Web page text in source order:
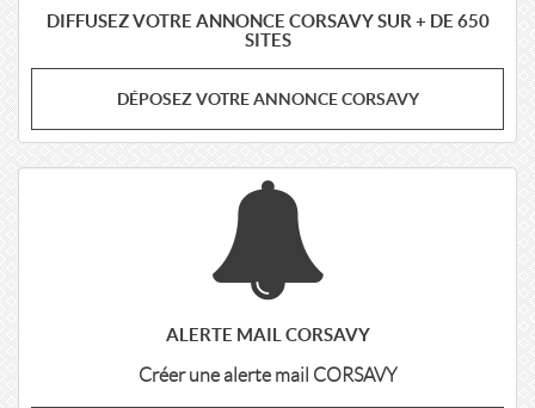
DIFFUSEZ VOTRE ANNONCE CORSAVY SUR + DE 650
SITES
DÉPOSEZ VOTRE ANNONCE CORSAVY
ALERTE MAIL CORSAVY
Créer une alerte mail CORSAVY